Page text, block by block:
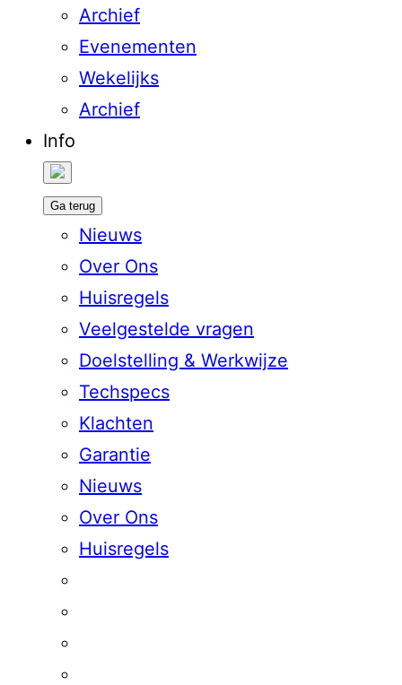
Archief
Evenementen
Wekelijks
Archief
Info
Ga terug
Nieuws
Over Ons
Huisregels
Veelgestelde vragen
Doelstelling & Werkwijze
Techspecs
Klachten
Garantie
Nieuws
Over Ons
Huisregels